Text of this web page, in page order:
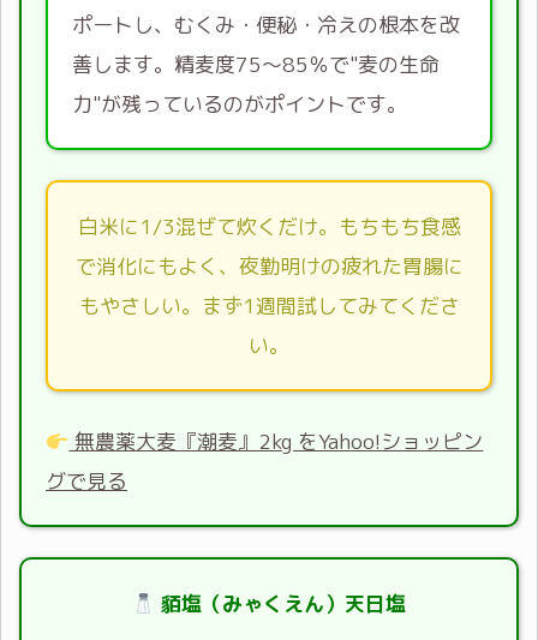
ポートし、むくみ・便秘・冷えの根本を改
善します。精麦度75〜85％で"麦の生命
力"が残っているのがポイントです。
白米に1/3混ぜて炊くだけ。もちもち食感
で消化にもよく、夜勤明けの疲れた胃腸に
もやさしい。まず1週間試してみてくださ
い。
無農薬大麦『潮麦』2kg をYahoo!ショッピン
グで見る
貊塩（みゃくえん）天日塩